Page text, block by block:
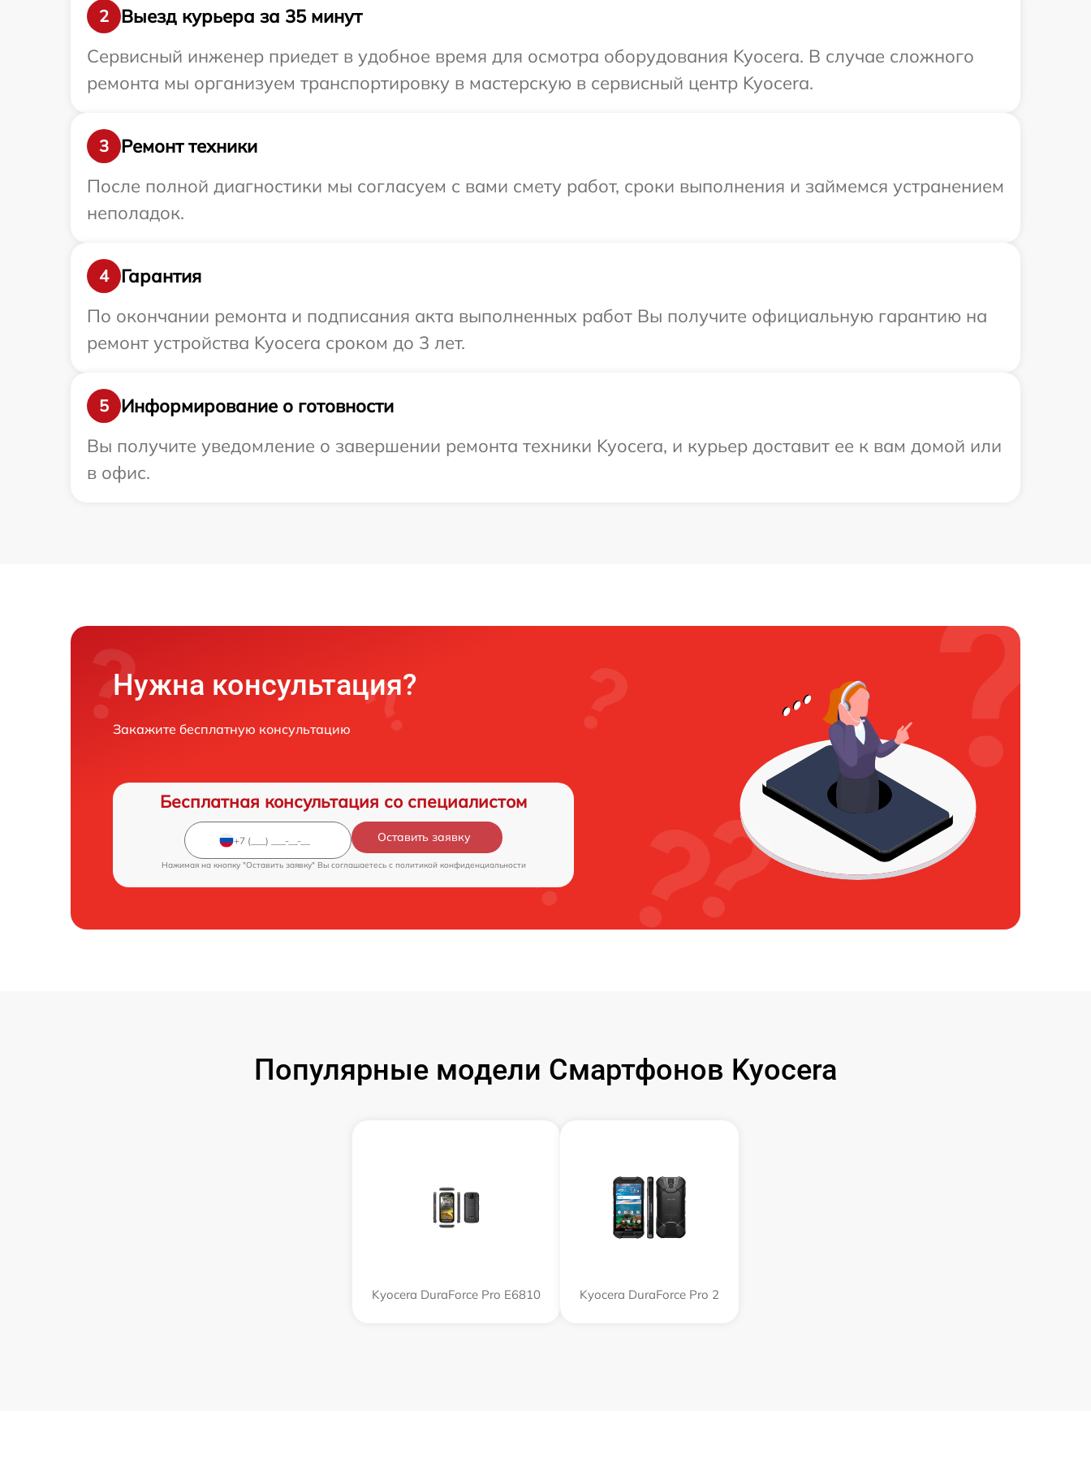
2
Выезд курьера за 35 минут
Сервисный инженер приедет в удобное время для осмотра оборудования Kyocera. В случае сложного
ремонта мы организуем транспортировку в мастерскую в сервисный центр Kyocera.
3
Ремонт техники
После полной диагностики мы согласуем с вами смету работ, сроки выполнения и займемся устранением
неполадок.
4
Гарантия
По окончании ремонта и подписания акта выполненных работ Вы получите официальную гарантию на
ремонт устройства Kyocera сроком до 3 лет.
5
Информирование о готовности
Вы получите уведомление о завершении ремонта техники Kyocera, и курьер доставит ее к вам домой или
в офис.
Нужна консультация?
Закажите бесплатную консультацию
Бесплатная консультация со специалистом
Оставить заявку
Нажимая на кнопку "Оставить заявку" Вы соглашаетесь c политикой конфиденциальности
Популярные модели Смартфонов Kyocera
Kyocera DuraForce Pro E6810 Kyocera DuraForce Pro 2